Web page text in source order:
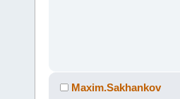
Maxim.Sakhankov